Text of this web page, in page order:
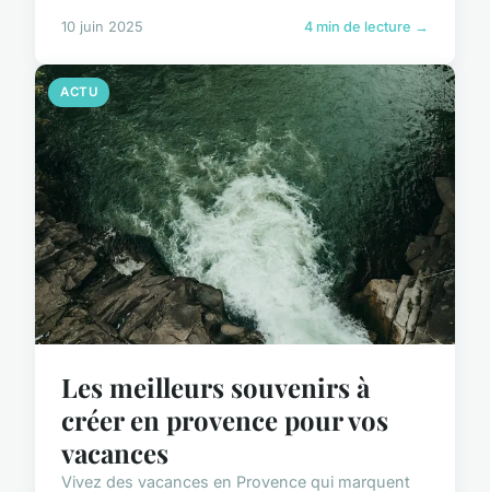
10 juin 2025 4 min de lecture →
ACTU
Les meilleurs souvenirs à
créer en provence pour vos
vacances
Vivez des vacances en Provence qui marquent